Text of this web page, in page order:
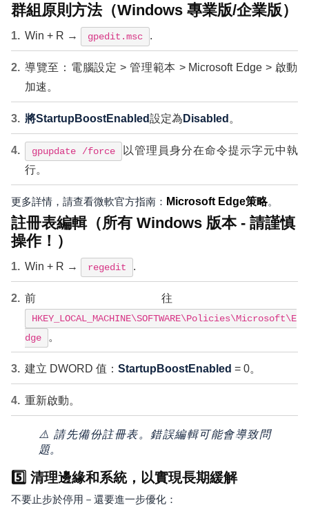
群組原則方法（Windows 專業版/企業版）
Win + R → gpedit.msc .
導覽至：電腦設定 > 管理範本 > Microsoft Edge > 啟動
加速。
將StartupBoostEnabled設定為 Disabled 。
gpupdate /force
以管理員身分在命令提示字元中執
行。
更多詳情，請查看微軟官方指南： Microsoft Edge策略。
註冊表編輯（所有 Windows 版本 - 請謹慎
操作！）
Win + R → regedit .
前往
HKEY_LOCAL_MACHINE\SOFTWARE\Policies\Microsoft\E
dge
。
建立 DWORD 值： StartupBoostEnabled = 0。
重新啟動。
⚠️ 請先備份註冊表。錯誤編輯可能會導致問
題。
5️⃣ 清理邊緣和系統，以實現長期緩解
不要止步於停用－還要進一步優化：